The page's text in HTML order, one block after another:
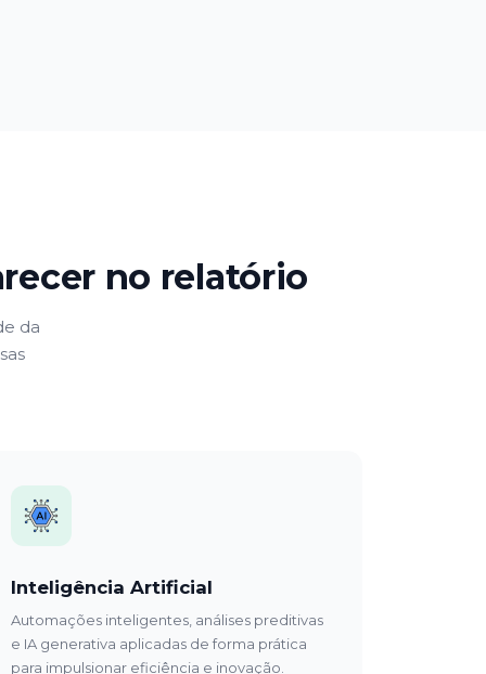
no relatório
da
Inteligência Artificial
Automações inteligentes, análises preditivas
e IA generativa aplicadas de forma prática
para impulsionar eficiência e inovação.